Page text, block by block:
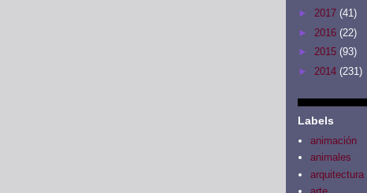
► 2017 (41)
► 2016 (22)
► 2015 (93)
► 2014 (231)
Labels
animación
animales
arquitectura